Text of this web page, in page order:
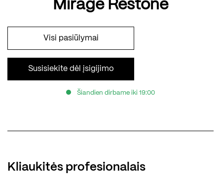
Mirage Restone
Visi pasiūlymai
Susisiekite dėl įsigijimo
Šiandien dirbame iki 19:00
Kliaukitės profesionalais